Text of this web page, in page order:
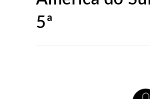
5ª